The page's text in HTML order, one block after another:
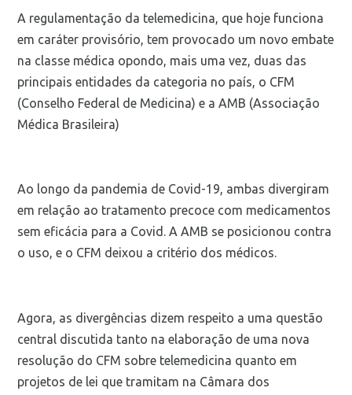
A regulamentação da telemedicina, que hoje funciona
em caráter provisório, tem provocado um novo embate
na classe médica opondo, mais uma vez, duas das
principais entidades da categoria no país, o CFM
(Conselho Federal de Medicina) e a AMB (Associação
Médica Brasileira)
Ao longo da pandemia de Covid-19, ambas divergiram
em relação ao tratamento precoce com medicamentos
sem eficácia para a Covid. A AMB se posicionou contra
o uso, e o CFM deixou a critério dos médicos.
Agora, as divergências dizem respeito a uma questão
central discutida tanto na elaboração de uma nova
resolução do CFM sobre telemedicina quanto em
projetos de lei que tramitam na Câmara dos